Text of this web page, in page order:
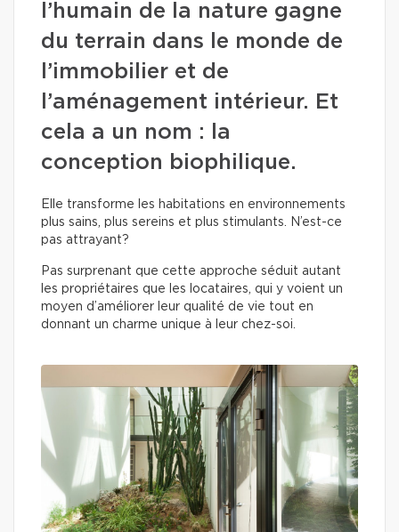
l’humain de la nature gagne
du terrain dans le monde de
l’immobilier et de
l’aménagement intérieur. Et
cela a un nom : la
conception biophilique.
Elle transforme les habitations en environnements
plus sains, plus sereins et plus stimulants. N’est-ce
pas attrayant?
Pas surprenant que cette approche séduit autant
les propriétaires que les locataires, qui y voient un
moyen d’améliorer leur qualité de vie tout en
donnant un charme unique à leur chez-soi.